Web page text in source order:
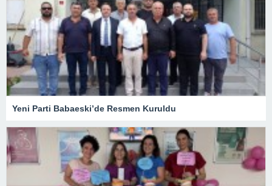
Yeni Parti Babaeski’de Resmen Kuruldu